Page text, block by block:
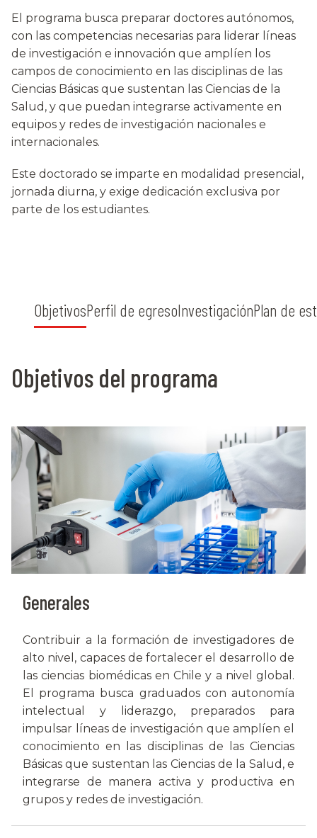
El programa busca preparar doctores autónomos,
con las competencias necesarias para liderar líneas
de investigación e innovación que amplíen los
campos de conocimiento en las disciplinas de las
Ciencias Básicas que sustentan las Ciencias de la
Salud, y que puedan integrarse activamente en
equipos y redes de investigación nacionales e
internacionales.
Este doctorado se imparte en modalidad presencial,
jornada diurna, y exige dedicación exclusiva por
parte de los estudiantes.
ObjetivosPerfil de egresoInvestigaciónPlan de
Objetivos del programa
Generales
Contribuir a la formación de investigadores de
alto nivel, capaces de fortalecer el desarrollo de
las ciencias biomédicas en Chile y a nivel global.
El programa busca graduados con autonomía
intelectual y liderazgo, preparados para
impulsar líneas de investigación que amplíen el
conocimiento en las disciplinas de las Ciencias
Básicas que sustentan las Ciencias de la Salud, e
integrarse de manera activa y productiva en
grupos y redes de investigación.